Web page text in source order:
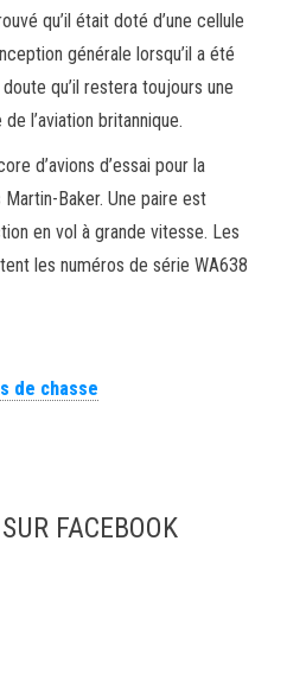
qu’il était doté d’une cellule
générale lorsqu’il a été
qu’il restera toujours une
l’aviation britannique.
d’avions d’essai pour la
Baker. Une paire est
en vol à grande vitesse. Les
les numéros de série WA638
de chasse
FACEBOOK